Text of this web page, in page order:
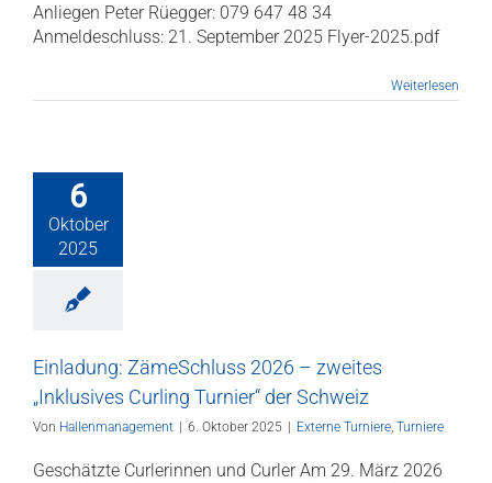
Anliegen Peter Rüegger: 079 647 48 34
Anmeldeschluss: 21. September 2025 Flyer-2025.pdf
Weiterlesen
6
Oktober
2025
Einladung: ZämeSchluss 2026 – zweites
„Inklusives Curling Turnier“ der Schweiz
Von Hallenmanagement 6. Oktober 2025 Externe Turniere, Turniere
Geschätzte Curlerinnen und Curler Am 29. März 2026